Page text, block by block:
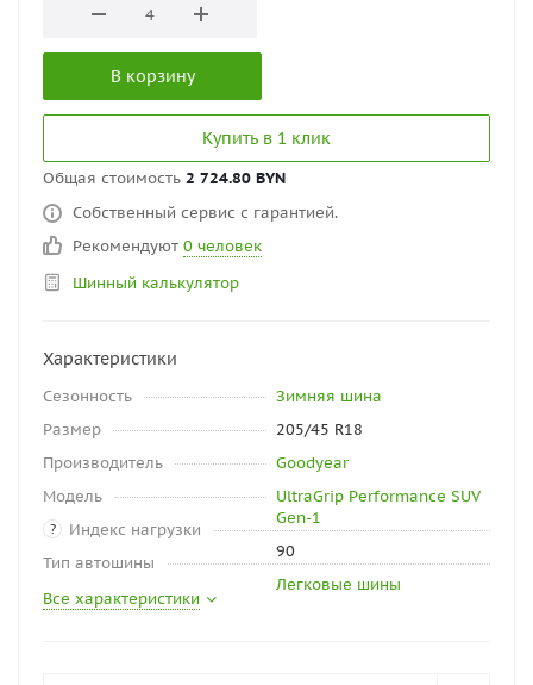
В корзину
Купить в 1 клик
Общая стоимость 2 724.80 BYN
Собственный сервис с гарантией.
Рекомендуют 0 человек
Шинный калькулятор
Характеристики
Сезонность
Зимняя шина
Размер
205/45 R18
Производитель
Goodyear
Модель
UltraGrip Performance SUV
Gen-1
?
Индекс нагрузки
90
Тип автошины
Легковые шины
Все характеристики